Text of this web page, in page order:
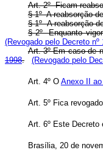
Art. 2º Ficam
§ 1º A reabsorção
§ 1º A reabsorção
§ 2º Enquanto
(Revogado pelo Decreto nº
Art. 3º Em caso de
1998. (Revogado pelo
Art. 4º O Anexo II
Art. 5º Fica
Art. 6º Este Decreto
Brasília, 20 de